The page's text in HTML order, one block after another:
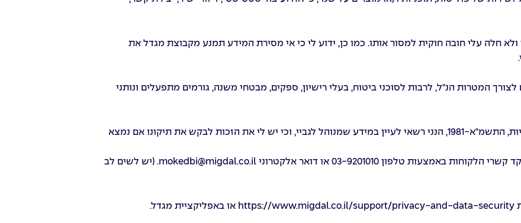
חלה עלי חובה חוקית למסור אותו. כמו כן, ידוע לי כי אי מסירת המידע תמנע מקבוצת מגדל את
המטרות הנ"ל, לרבות לסוכני ביטוח, בעלי רישיון, ספקים, מבטחי משנה, גורמים מתפעלים ונותני
ידוע לי כי בהתאם להוראות חוק הגנת הפרטיות, התשמ"א-1981, הנני רשאי לעיין במידע שמנוהל לגביי, וכי יש לי את הזכות לבקש את תיקונו אם נמצא
טלפון 03-9201010 או דואר אלקטרוני
mokedbi@migdal.co.il. (יש לשים לב
https://www.migdal.co.il/support/privacy-and-data-security או באפליקציית מגדל.